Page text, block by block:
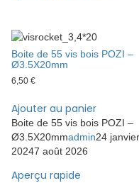
Boite de 55 vis bois POZI –
Ø3.5X20mm
6,50 €
Ajouter au panier
Boite de 55 vis bois POZI –
Ø3.5X20mmadmin24 janvier
20247 août 2026
Aperçu rapide